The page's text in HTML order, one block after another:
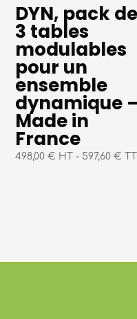
DYN, pack de
3 tables
modulables
pour un
ensemble
dynamique –
Made in
France
498,00 € HT - 597,60 €